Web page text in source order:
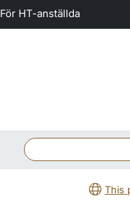
För HT-anställda
This